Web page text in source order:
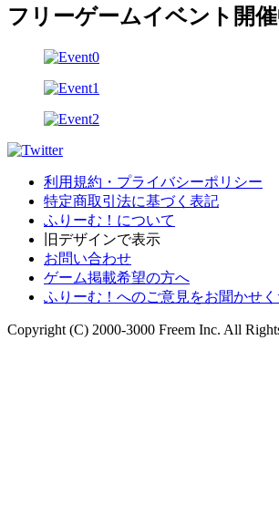
フリーゲームイベント開催
利用規約・プライバシーポリシー
特定商取引法に基づく表記
ふりーむ！について
旧デザインで表示
お問い合わせ
ゲーム掲載希望の方へ
ふりーむ！へのご意見をお聞かせ
Copyright (C) 2000-3000 Freem Inc. All